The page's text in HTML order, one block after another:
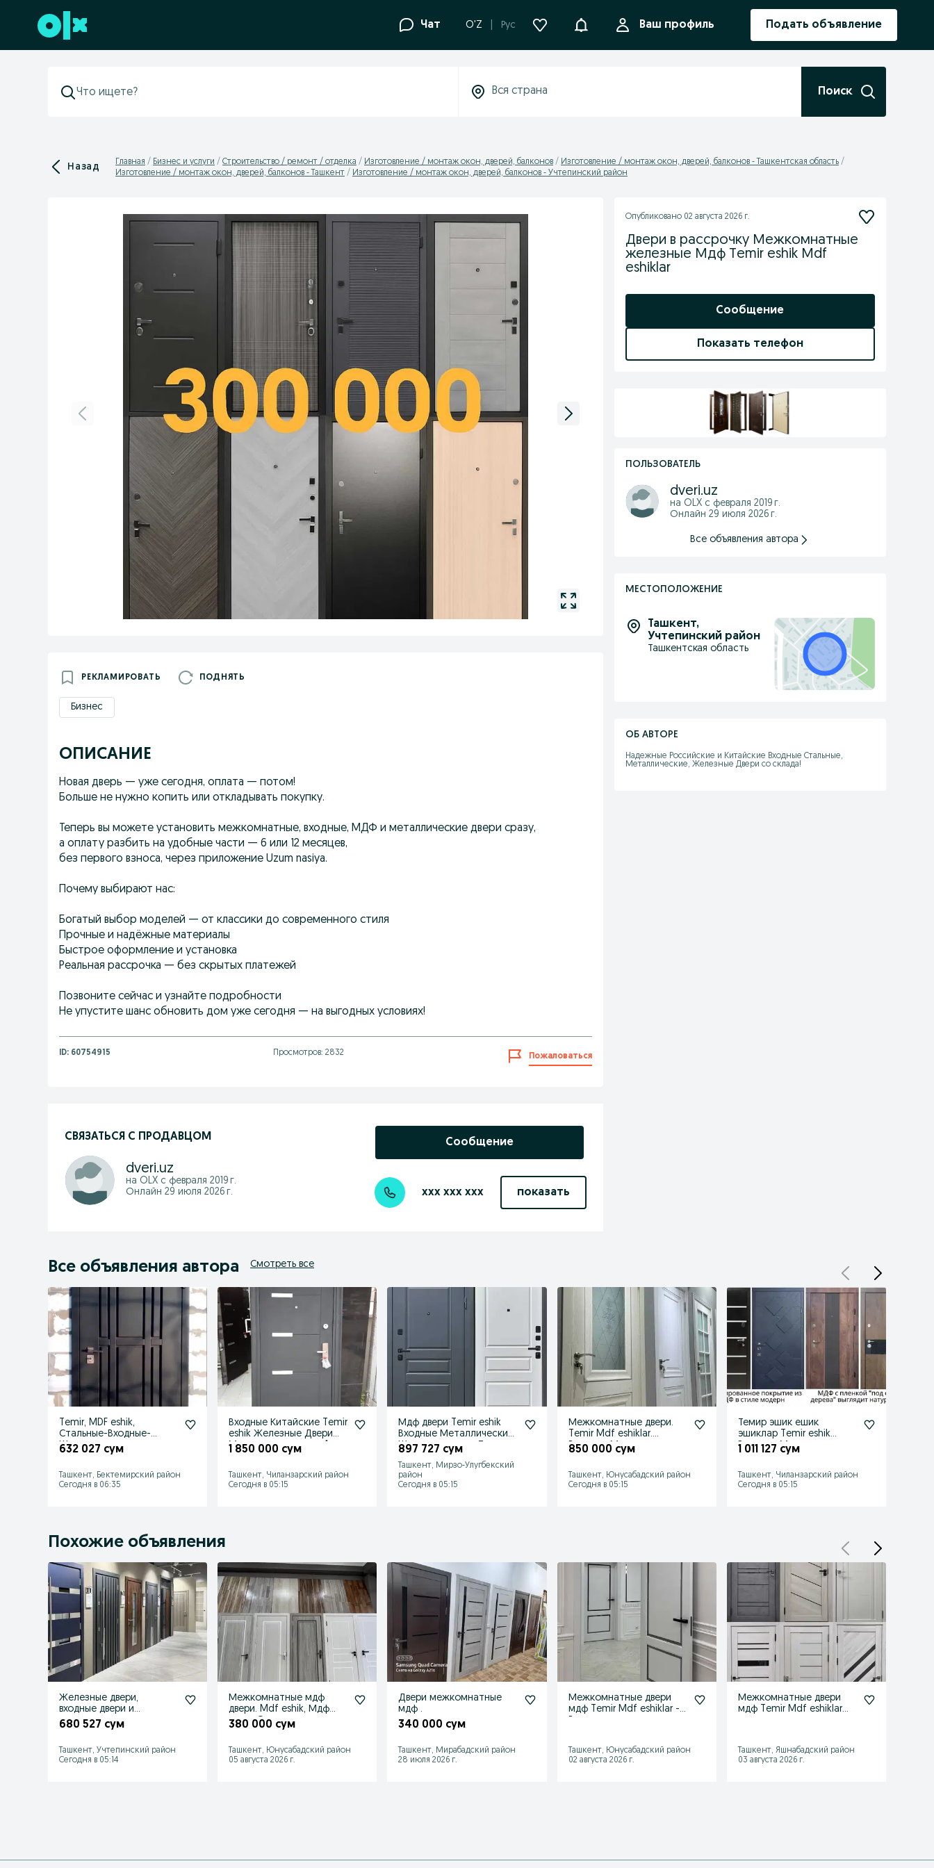
Перейти к нижнему колонтитулу Чат O'Z Рус УведомленияВаш профиль Подать объявление
Поиск
Назад Главная Бизнес и услуги Строительство / ремонт / отделка Изготовление / монтаж окон, дверей, балконов
Изготовление / монтаж окон, дверей, балконов - Ташкентская область
Изготовление / монтаж окон, дверей, балконов - Ташкент
Изготовление / монтаж окон, дверей, балконов - Учтепинский район
РЕКЛАМИРОВАТЬ ПОДНЯТЬ
Бизнес
ОПИСАНИЕ
Новая дверь — уже сегодня, оплата — потом!
Больше не нужно копить или откладывать покупку.
Теперь вы можете установить межкомнатные, входные, МДФ и металлические двери сразу,
а оплату разбить на удобные части — 6 или 12 месяцев,
без первого взноса, через приложение Uzum nasiya.
Почему выбирают нас:
Богатый выбор моделей — от классики до современного стиля
Прочные и надёжные материалы
Быстрое оформление и установка
Реальная рассрочка — без скрытых платежей
Позвоните сейчас и узнайте подробности
Не упустите шанс обновить дом уже сегодня — на выгодных условиях!
ID: 60754915 Просмотров: 2832 Пожаловаться
СВЯЗАТЬСЯ С ПРОДАВЦОМ
dveri.uz
на OLX с февраля 2019 г.
Онлайн 29 июля 2026 г.
Сообщение
xxx xxx xxx показать
Опубликовано 02 августа 2026 г.
Двери в рассрочку Межкомнатные
железные Мдф Temir eshik Mdf
eshiklar
Сообщение
Показать телефон
ПОЛЬЗОВАТЕЛЬ
dveri.uz
на OLX с февраля 2019 г.
Онлайн 29 июля 2026 г.
Все объявления автора
МЕСТОПОЛОЖЕНИЕ
Ташкент,
Учтепинский район
Ташкентская область
ОБ АВТОРЕ
Надежные Российские и Китайские Входные Стальные,
Металлические, Железные Двери со склада!
Все объявления автора Смотреть все
Temir, MDF eshik,
Стальные-Входные-
Железные двери
УСТАНОВКА
632 027 сум
Ташкент, Бектемирский район
Сегодня в 06:35
Входные Китайские Temir
eshik Железные Двери
Метал со склада за 1
1 850 000 сум
Ташкент, Чиланзарский район
Сегодня в 05:15
Мдф двери Temir eshik
Входные Металлические
Железные двери Темир
897 727 сум
Ташкент, Мирзо-Улугбекский
район
Сегодня в 05:15
Межкомнатные двери.
Temir Mdf eshiklar.
Входные Металлические
850 000 сум
Ташкент, Юнусабадский район
Сегодня в 05:15
Темир эшик ешик
эшиклар Temir eshik
Входные Металлические
1 011 127 сум
Ташкент, Чиланзарский район
Сегодня в 05:15
Похожие объявления
Железные двери,
входные двери и
металлические двери
680 527 сум
Ташкент, Учтепинский район
Сегодня в 05:14
Межкомнатные мдф
двери. Mdf eshik, Мдф
эшик, Оптом двери
380 000 сум
Ташкент, Юнусабадский район
05 августа 2026 г.
Двери межкомнатные
мдф .
340 000 сум
Ташкент, Мирабадский район
28 июля 2026 г.
Межкомнатные двери
мдф Temir Mdf eshiklar -
Ташкент, Юнусабадский район
02 августа 2026 г.
Межкомнатные двери
мдф Temir Mdf eshiklar
Ташкент, Яшнабадский район
03 августа 2026 г.